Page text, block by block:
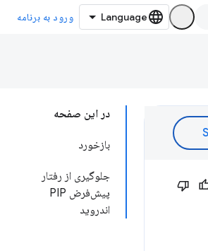
ورود به برنامه
در این صفحه
بازخورد
جلوگیری از رفتار
پیش‌فرض PIP
اندروید